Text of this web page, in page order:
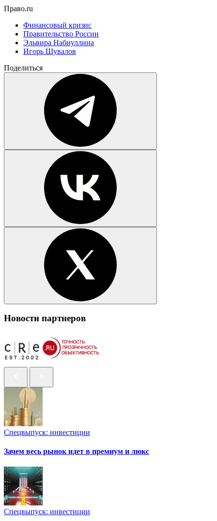
Право.ru
Финансовый кризис
Правительство России
Эльвира Набиуллина
Игорь Шувалов
Поделиться
Новости партнеров
Спецвыпуск: инвестиции
Зачем весь рынок идет в премиум и люкс
Спецвыпуск: инвестиции